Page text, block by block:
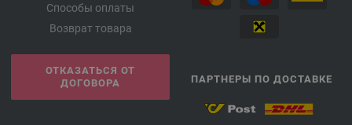
Способы оплаты
Возврат товара
ОТКАЗАТЬСЯ ОТ
ДОГОВОРА
ПАРТНЕРЫ ПО ДОСТАВКЕ